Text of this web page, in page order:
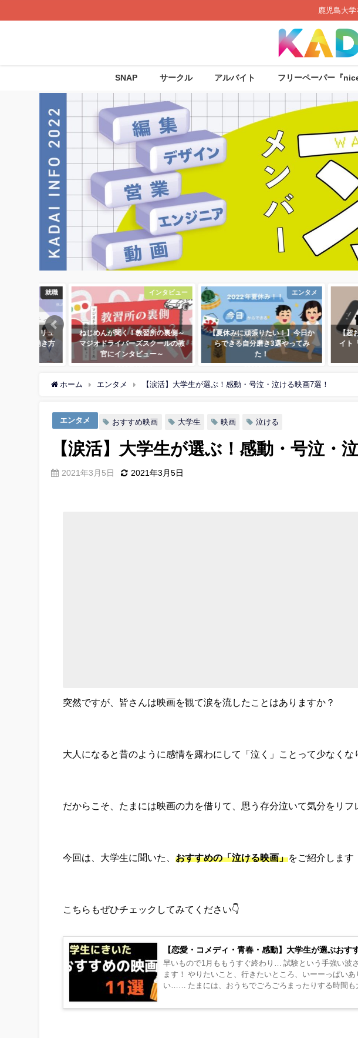
鹿児島大
SNAP サークル アルバイト フリーペーパー『
就職
島IT企業】リコーITソリュ
ズに聞く、新しい働き方
インタビュー
ねじめんが聞く！教習所の裏側～
マジオドライバーズスクールの教
官にインタビュー～
【夏休みに頑張りたい！】今日か
らできる自分磨き3選やってみ
た！
ホーム エンタメ 【涙活】大学生が選ぶ！感動・号泣・泣ける映画7選！
エンタメ おすすめ映画 大学生 映画 泣ける
【涙活】大学生が選ぶ！感動・号泣・
2021年3月5日 2021年3月5日
突然ですが、皆さんは映画を観て涙を流したことはありますか？
大人になると昔のように感情を露わにして「泣く」ことって少なくな
だからこそ、たまには映画の力を借りて、思う存分泣いて気分をリ
今回は、大学生に聞いた、おすすめの「泣ける映画」をご紹介します
こちらもぜひチェックしてみてください👇
【恋愛・コメディ・青春・感動】大学生が選ぶおす
早いもので1月ももうすぐ終わり… 試験という手強い波さえ乗り切れば、待ちに待った春休みがやってき
ます！ やりたいこと、行きたいところ、いーーっぱいありますよね！ でもでも、２か月ってけっこう長
い…… たまには、おうちでごろごろまったりする時間も大事です。 今回は、大学生に聞いた、おすすめ